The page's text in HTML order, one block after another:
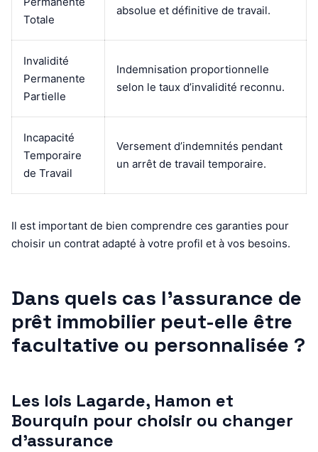
Totale
absolue et définitive de travail.
Invalidité
Permanente
Partielle
Indemnisation proportionnelle
selon le taux d’invalidité reconnu.
Incapacité
Temporaire
de Travail
Versement d’indemnités pendant
un arrêt de travail temporaire.
Il est important de bien comprendre ces garanties pour
choisir un contrat adapté à votre profil et à vos besoins.
Dans quels cas l’assurance de
prêt immobilier peut-elle être
facultative ou personnalisée ?
Les lois Lagarde, Hamon et
Bourquin pour choisir ou changer
d’assurance